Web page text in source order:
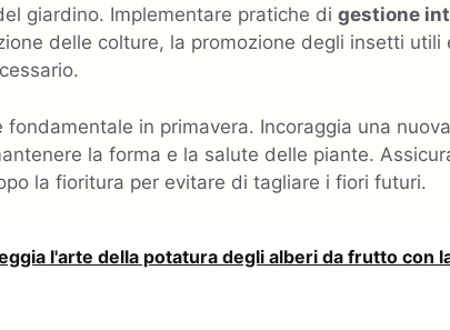
giardino. Implementare pratiche di gestione
delle colture, la promozione degli insetti utili
fondamentale in primavera. Incoraggia una
la forma e la salute delle piante.
la fioritura per evitare di tagliare i fiori futuri.
l'arte della potatura degli alberi da frutto con